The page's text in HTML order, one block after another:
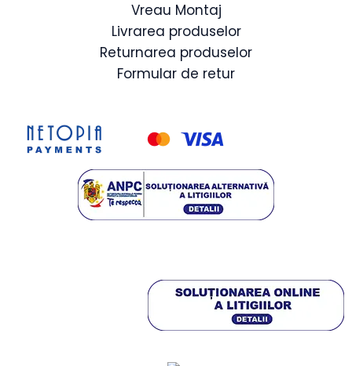
Vreau Montaj
Livrarea produselor
Returnarea produselor
Formular de retur